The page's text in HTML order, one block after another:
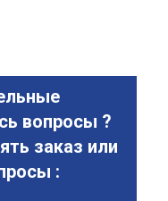
вопросы ?
заказ или
: